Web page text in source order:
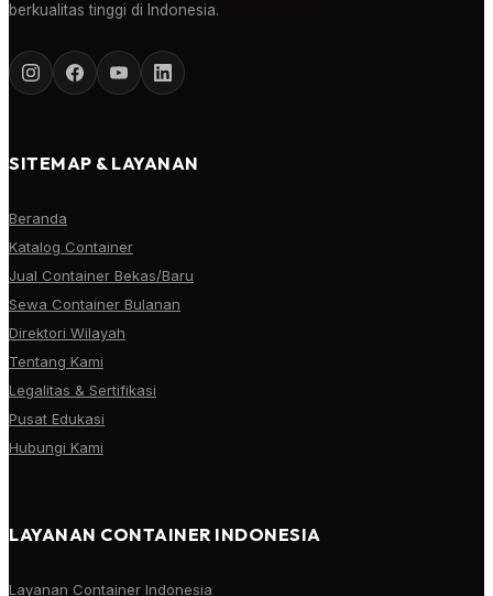
berkualitas tinggi di Indonesia.
SITEMAP & LAYANAN
Beranda
Katalog Container
Jual Container Bekas/Baru
Sewa Container Bulanan
Direktori Wilayah
Tentang Kami
Legalitas & Sertifikasi
Pusat Edukasi
Hubungi Kami
LAYANAN CONTAINER INDONESIA
Layanan Container Indonesia